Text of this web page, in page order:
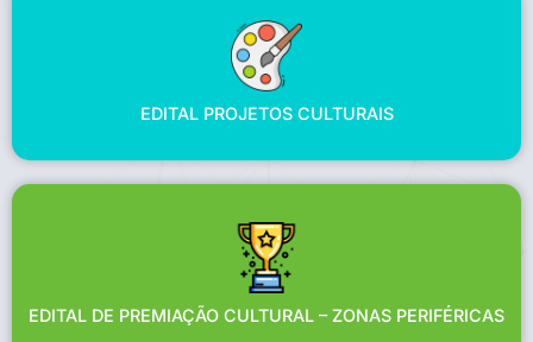
EDITAL PROJETOS CULTURAIS
EDITAL PROJETOS CULTURAIS
EDITAL DE PREMIAÇÃO CULTURAL – ZONAS PERIFÉRICAS
EDITAL DE PREMIAÇÃO CULTURAL – ZONAS PERIFÉRICAS